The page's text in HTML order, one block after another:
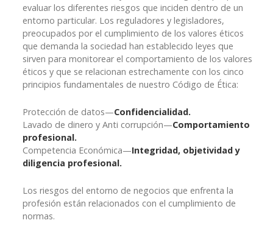
evaluar los diferentes riesgos que inciden dentro de un
entorno particular. Los reguladores y legisladores,
preocupados por el cumplimiento de los valores éticos
que demanda la sociedad han establecido leyes que
sirven para monitorear el comportamiento de los valores
éticos y que se relacionan estrechamente con los cinco
principios fundamentales de nuestro Código de Ética:
Protección de datos—Confidencialidad.
Lavado de dinero y Anti corrupción—Comportamiento
profesional.
Competencia Económica—Integridad, objetividad y
diligencia profesional.
Los riesgos del entorno de negocios que enfrenta la
profesión están relacionados con el cumplimiento de
normas.